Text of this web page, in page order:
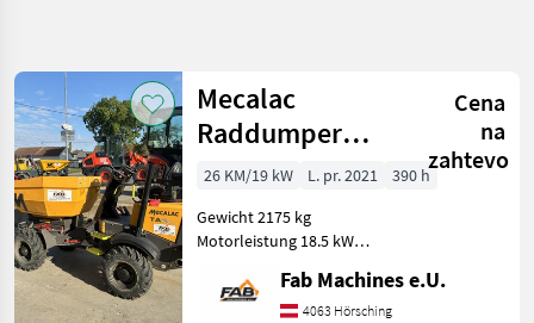
Kategorija 1 Država
TRENUTNA
POT
Mecalac
IZBERITE
KATEGORIJO
Ponastavi
Prikaži 26
rezultatov
Mecalac
Raddumper
TA2SEH Hoch
und
Drehkippversion
Cena
na
zahtevo
26 KM/19 kW L. pr. 2021
390 h
Gewicht 2175 kg
Motorleistung 18.5 kW
und Hochkipp / SwivelFab Machines e.U.
4063 Hörsching